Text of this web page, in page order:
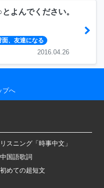
よんでください。
、友達になる
2016.04.26
プへ
リスニング「時事中文」
中国語歌詞
初めての超短文